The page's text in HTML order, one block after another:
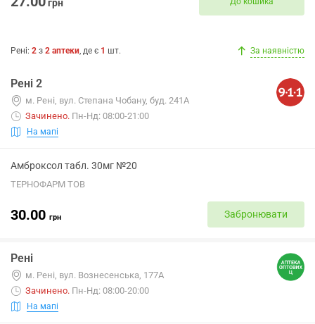
грн
Рені: 2 з 2 аптеки, де є 1 шт. За наявністю
Рені 2
м. Рені, вул. Степана Чобану, буд. 241А
Зачинено. Пн-Нд: 08:00-21:00
На мапі
Амброксол табл. 30мг №20
ТЕРНОФАРМ ТОВ
30.00 грн Забронювати
Рені
м. Рені, вул. Вознесенська, 177А
Зачинено. Пн-Нд: 08:00-20:00
На мапі